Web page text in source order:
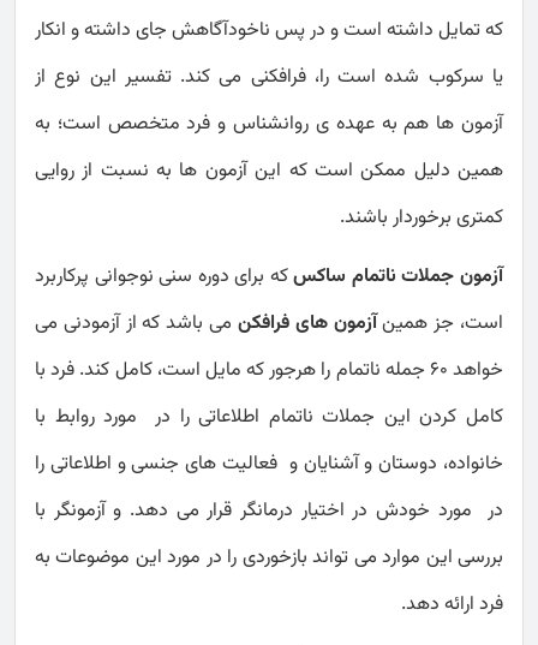
که تمایل داشته است و در پس ناخودآگاهش جای داشته و انکار
یا سرکوب شده است را، فرافکنی می کند. تفسیر این نوع از
آزمون ها هم به عهده ی روانشناس و فرد متخصص است؛ به
همین دلیل ممکن است که این آزمون ها به نسبت از روایی
کمتری برخوردار باشند.
آزمون جملات ناتمام ساکسکه برای دوره سنی نوجوانی پرکاربرد
است، جز همینآزمون های فرافکن می باشد که از آزمودنی می
خواهد 60 جمله ناتمام را هرجور که مایل است، کامل کند. فرد با
کامل کردن این جملات ناتمام اطلاعاتی را در مورد روابط با
خانواده، دوستان و آشنایان و فعالیت های جنسی و اطلاعاتی را
در مورد خودش در اختیار درمانگر قرار می دهد. و آزمونگر با
بررسی این موارد می تواند بازخوردی را در مورد این موضوعات به
فرد ارائه دهد.